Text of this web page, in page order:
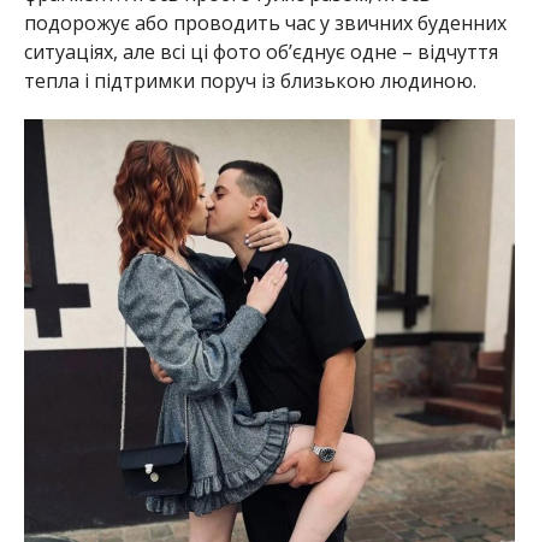
подорожує або проводить час у звичних буденних
ситуаціях, але всі ці фото об’єднує одне – відчуття
тепла і підтримки поруч із близькою людиною.